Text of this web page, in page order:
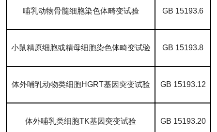
哺乳动物骨髓细胞染色体畸变试验 GB 15193.6
小鼠精原细胞或精母细胞染色体畸变试验 GB 15193.8
体外哺乳动物类细胞HGRT基因突变试验 GB 15193.12
体外哺乳类细胞TK基因突变试验 GB 15193.20